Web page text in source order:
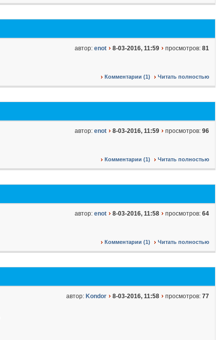
автор: enot 8-03-2016, 11:59 просмотров: 81
Комментарии (1) Читать полностью
автор: enot 8-03-2016, 11:59 просмотров: 96
Комментарии (1) Читать полностью
автор: enot 8-03-2016, 11:58 просмотров: 64
Комментарии (1) Читать полностью
автор: Kondor 8-03-2016, 11:58 просмотров: 77